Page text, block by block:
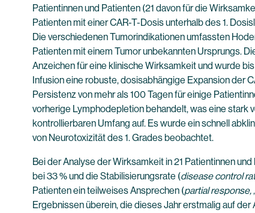
Patientinnen und Patienten (21 davon für die
Patienten mit einer CAR-T-Dosis unterhalb des 1.
Die verschiedenen Tumorindikationen umfassten
Patienten mit einem Tumor unbekannten Ursprungs.
Anzeichen für eine klinische Wirksamkeit und wurde
Infusion eine robuste, dosisabhängige Expansion der
Persistenz von mehr als 100 Tagen für einige
vorherige Lymphodepletion behandelt, was eine stark
kontrollierbaren Umfang auf. Es wurde ein schnell
von Neurotoxizität des 1. Grades beobachtet.
Bei der Analyse der Wirksamkeit in 21 Patientinnen
bei 33 % und die Stabilisierungsrate (disease control
Patienten ein teilweises Ansprechen (partial response,
Ergebnissen überein, die dieses Jahr erstmalig auf